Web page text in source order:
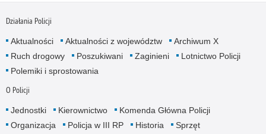
Działania Policji
Aktualności Aktualności z województw
Archiwum X
Ruch drogowy
Poszukiwani Zaginieni
Lotnictwo Policji
Polemiki i sprostowania
O Policji
Jednostki Kierownictwo
Komenda Główna Policji
Organizacja
Policja w III RP Historia
Sprzęt